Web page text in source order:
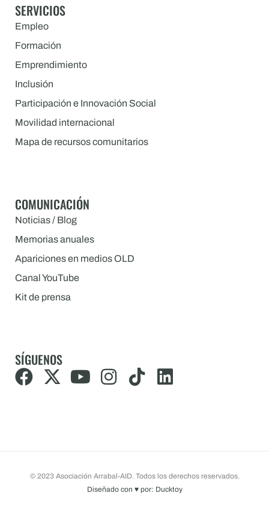
SERVICIOS
Empleo
Formación
Emprendimiento
Inclusión
Participación e Innovación Social
Movilidad internacional
Mapa de recursos comunitarios
COMUNICACIÓN
Noticias / Blog
Memorias anuales
Apariciones en medios OLD
Canal YouTube
Kit de prensa
SÍGUENOS
F
a
o
X
t
Y
e
I
r
T
i
L
i
© 2023 Asociación Arrabal-AID. Todos los derechos reservados.
Diseñado con ♥ por: Ducktoy